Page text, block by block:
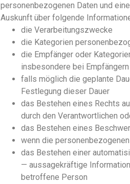
personenbezogenen Daten und
Auskunft über folgende
die Verarbeitungszwecke
die Kategorien
die Empfänger oder
insbesondere bei
falls möglich die geplante
Festlegung dieser Dauer
das Bestehen eines Rechts
durch den Verantwortlichen
das Bestehen eines
wenn die
das Bestehen einer
— aussagekräftige
betroffene Person